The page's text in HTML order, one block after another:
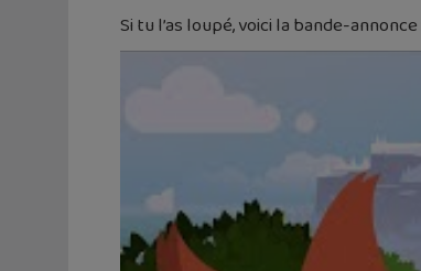
Si tu l’as loupé, voici la bande-annonce